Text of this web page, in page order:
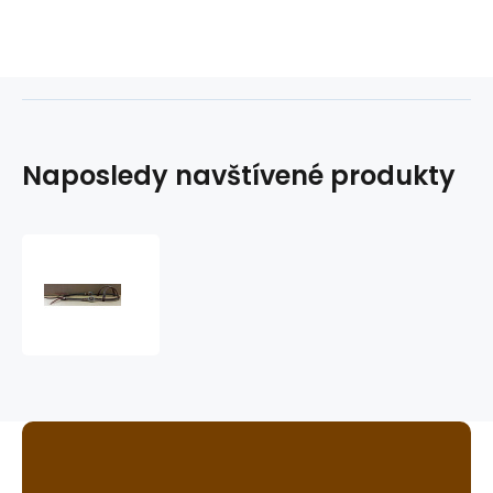
Naposledy navštívené produkty